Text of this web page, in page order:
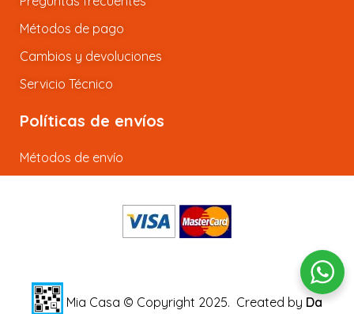
Métodos de pago
Cambios y devoluciones
Servicio Técnico
Políticas de envíos
Métodos de envío
Mia Casa © Copyright 2025. Created by Da